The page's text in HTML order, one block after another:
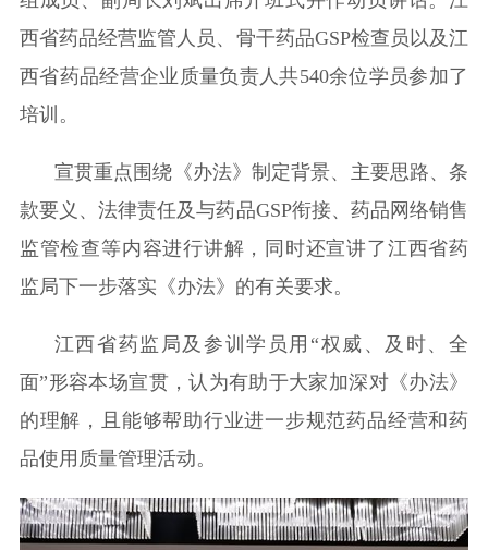
西省药品经营监管人员、骨干药品GSP检查员 以及江
西省药品经营企业质量负责人共540余位学员参加了
培训 。
宣贯重点围绕《办法》制定背景、主要思路、条
款要义、法律责任及与药品GSP衔接、药品网络销售
监管检查等内容进行讲解，同时还宣讲了江西省药
监局下一步落实《办法》 的有关要求。
江西省药监局及参训学员用“权威、及时、全
面”形容本场宣贯，认为有助于大家加深对《办法》
的理解，且能够帮助行业进一步规范药品经营和药
品使用质量管理活动。